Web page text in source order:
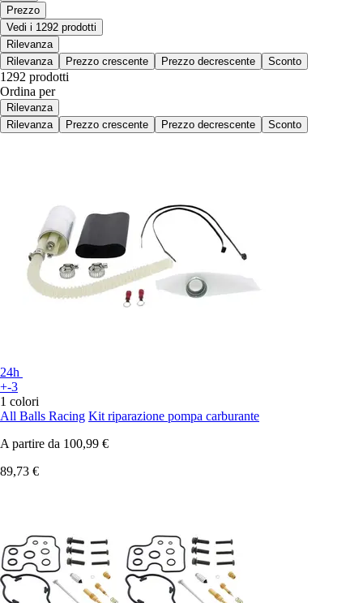
Prezzo
Vedi i 1292 prodotti
Rilevanza
Rilevanza
Prezzo crescente Prezzo decrescente Sconto
1292 prodotti
Ordina per
Rilevanza
Rilevanza
Prezzo crescente Prezzo decrescente Sconto
24h
+-3
1 colori
All Balls Racing Kit riparazione pompa carburante
A partire da 100,99 €
89,73 €